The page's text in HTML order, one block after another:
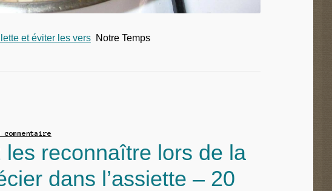
et éviter les versNotre Temps
reconnaître lors de la
dans l’assiette – 20